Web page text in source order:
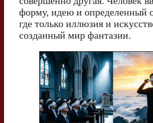
форму, идею и определенный
где только иллюзия и
созданный мир фантазии.